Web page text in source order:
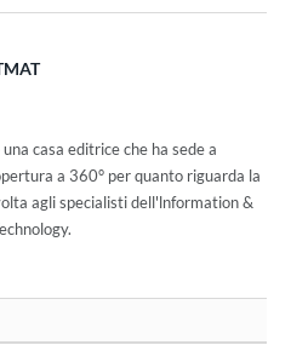
casa editrice che ha sede a
a 360° per quanto riguarda la
agli specialisti dell'lnformation &